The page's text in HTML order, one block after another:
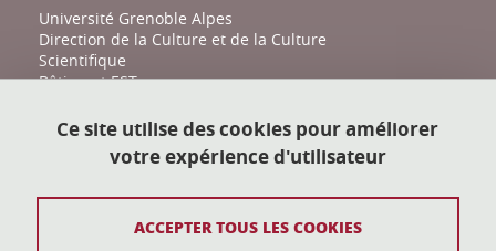
Université Grenoble Alpes
Direction de la Culture et de la Culture
Scientifique
Bâtiment EST
38400 Saint-Martin-d'Hères
action-culturelle@univ-grenoble-alpes.fr
Ce site utilise des cookies pour améliorer
votre expérience d'utilisateur
ACCEPTER TOUS LES COOKIES